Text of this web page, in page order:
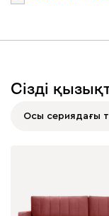
Сізді
Осы сериядағы